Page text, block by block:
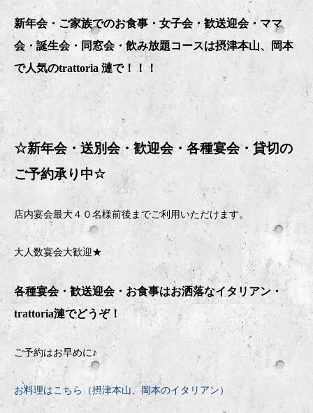
新年会・ご家族でのお食事・女子会・歓送迎会・ママ
会・誕生会・同窓会・飲み放題コースは摂津本山、岡本
で人気のtrattoria 漣で！！！
☆新年会・送別会・歓迎会・ 各種宴会・貸切の
ご予約承り中☆
店内宴会最大４０名様前後までご利用いただけます。
大人数宴会大歓迎★
各種宴会・歓送迎会・お食事はお洒落なイタリアン・
trattoria漣でどうぞ！
ご予約はお早めに♪
お料理はこちら（摂津本山、岡本のイタリアン）